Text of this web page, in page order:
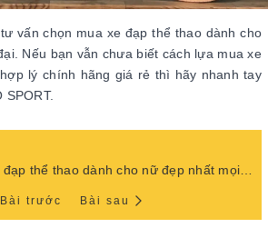
vấn chọn mua xe đạp thể thao dành cho
Nếu bạn vẫn chưa biết cách lựa mua xe
lý chính hãng giá rẻ thì hãy nhanh tay
Bài trước Bài sau